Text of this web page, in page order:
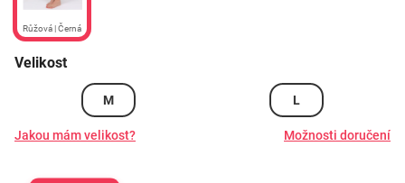
Růžová | Černá
Velikost
M L
Jakou mám velikost? Možnosti doručení